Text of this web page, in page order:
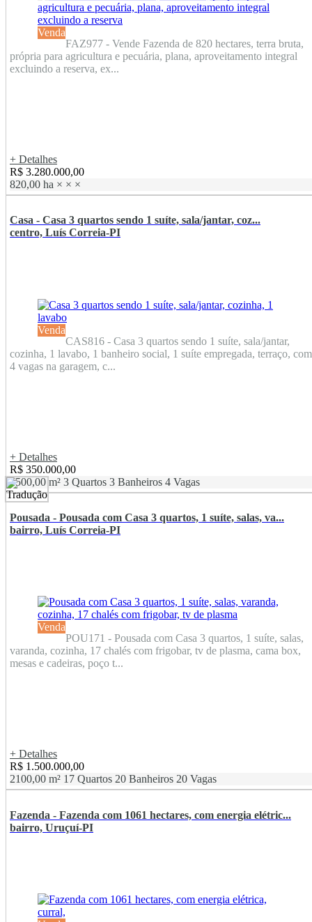
Venda
FAZ977 - Vende Fazenda de 820 hectares, terra bruta,
própria para agricultura e pecuária, plana, aproveitamento integral
excluindo a reserva, ex...
+ Detalhes
R$ 3.280.000,00
820,00 ha × × ×
Casa - Casa 3 quartos sendo 1 suíte, sala/jantar, coz...
centro, Luís Correia-PI
Venda
CAS816 - Casa 3 quartos sendo 1 suíte, sala/jantar,
cozinha, 1 lavabo, 1 banheiro social, 1 suíte empregada, terraço, com
4 vagas na garagem, c...
+ Detalhes
R$ 350.000,00
1500,00 m² 3 Quartos 3 Banheiros 4 Vagas
Pousada - Pousada com Casa 3 quartos, 1 suíte, salas, va...
bairro, Luís Correia-PI
Venda
POU171 - Pousada com Casa 3 quartos, 1 suíte, salas,
varanda, cozinha, 17 chalés com frigobar, tv de plasma, cama box,
mesas e cadeiras, poço t...
+ Detalhes
R$ 1.500.000,00
2100,00 m² 17 Quartos 20 Banheiros 20 Vagas
Fazenda - Fazenda com 1061 hectares, com energia elétric...
bairro, Uruçuí-PI